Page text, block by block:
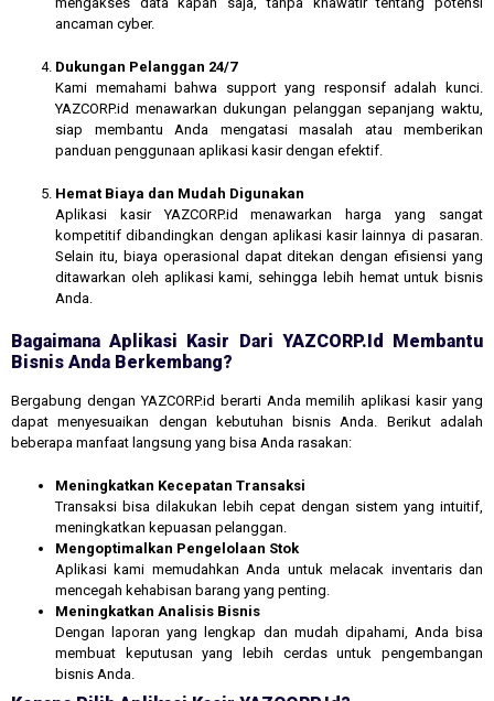
ancaman cyber.
Dukungan Pelanggan 24/7
Kami memahami bahwa support yang responsif adalah kunci.
YAZCORP.id menawarkan dukungan pelanggan sepanjang waktu,
siap membantu Anda mengatasi masalah atau memberikan
panduan penggunaan aplikasi kasir dengan efektif.
Hemat Biaya dan Mudah Digunakan
Aplikasi kasir YAZCORP.id menawarkan harga yang sangat
kompetitif dibandingkan dengan aplikasi kasir lainnya di pasaran.
Selain itu, biaya operasional dapat ditekan dengan efisiensi yang
ditawarkan oleh aplikasi kami, sehingga lebih hemat untuk bisnis
Anda.
Bagaimana Aplikasi Kasir Dari YAZCORP.id Membantu
Bisnis Anda Berkembang?
Bergabung dengan YAZCORP.id berarti Anda memilih aplikasi kasir yang
dapat menyesuaikan dengan kebutuhan bisnis Anda. Berikut adalah
beberapa manfaat langsung yang bisa Anda rasakan:
Meningkatkan Kecepatan Transaksi
Transaksi bisa dilakukan lebih cepat dengan sistem yang intuitif,
meningkatkan kepuasan pelanggan.
Mengoptimalkan Pengelolaan Stok
Aplikasi kami memudahkan Anda untuk melacak inventaris dan
mencegah kehabisan barang yang penting.
Meningkatkan Analisis Bisnis
Dengan laporan yang lengkap dan mudah dipahami, Anda bisa
membuat keputusan yang lebih cerdas untuk pengembangan
bisnis Anda.